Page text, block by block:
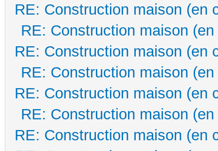
RE: Construction maison (en
RE: Construction maison
RE: Construction maison (en
RE: Construction maison
RE: Construction maison (en
RE: Construction maison
RE: Construction maison (en